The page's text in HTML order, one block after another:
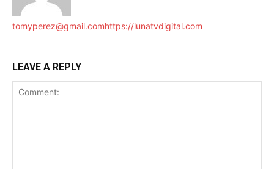
tomyperez@gmail.comhttps://lunatvdigital.com
LEAVE A REPLY